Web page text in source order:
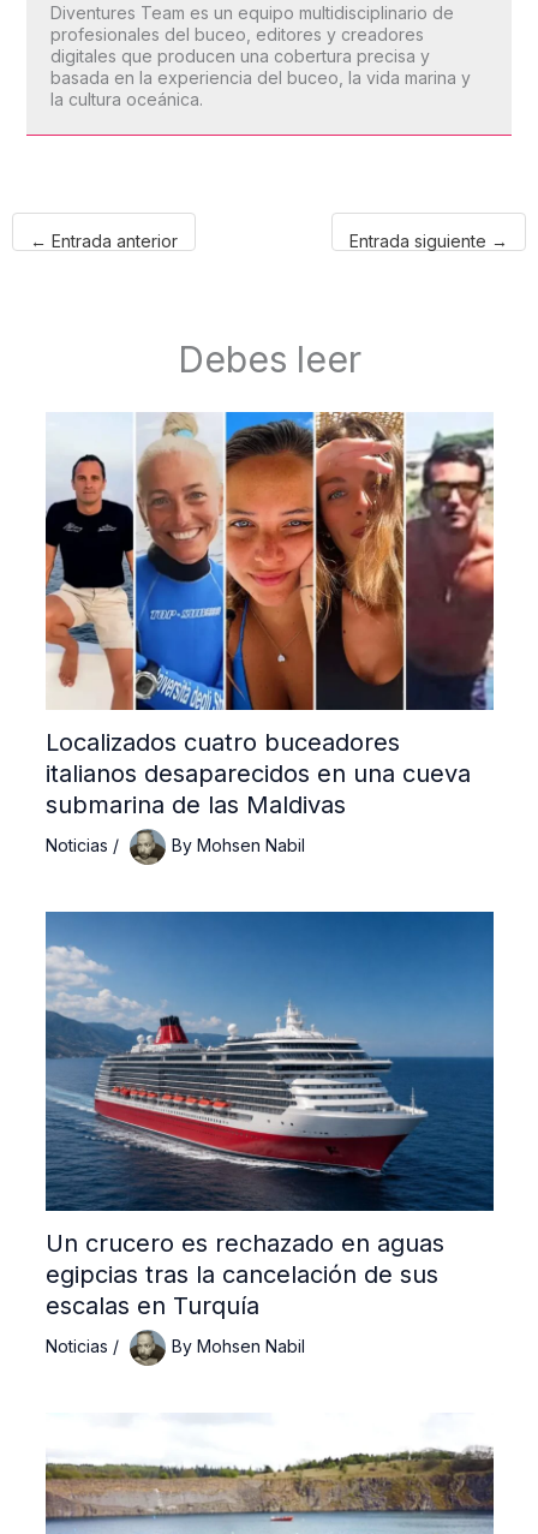
Diventures Team es un equipo multidisciplinario de
profesionales del buceo, editores y creadores
digitales que producen una cobertura precisa y
basada en la experiencia del buceo, la vida marina y
la cultura oceánica.
← Entrada anterior Entrada siguiente →
Debes leer
Localizados cuatro buceadores
italianos desaparecidos en una cueva
submarina de las Maldivas
Noticias / By Mohsen Nabil
Un crucero es rechazado en aguas
egipcias tras la cancelación de sus
escalas en Turquía
Noticias / By Mohsen Nabil